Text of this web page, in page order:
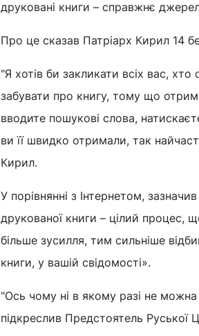
друковані книги – справжнє
Про це сказав Патріарх Кирил 14
"Я хотів би закликати всіх вас,
забувати про книгу, тому що
вводите пошукові слова,
ви її швидко отримали, так
Кирил.
У порівнянні з Інтернетом,
друкованої книги – цілий
більше зусилля, тим сильніше
книги, у вашій свідомості».
"Ось чому ні в якому разі не
підкреслив Предстоятель Руської